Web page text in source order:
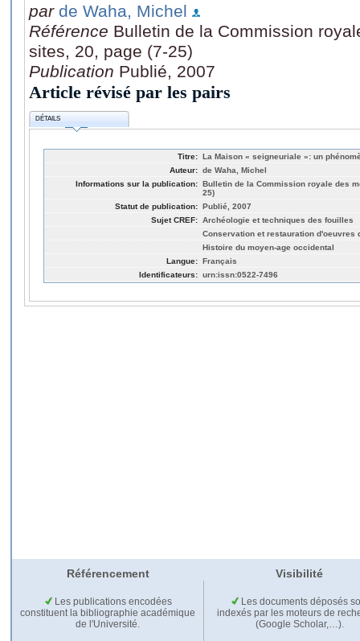
par de Waha, Michel
Référence Bulletin de la Commission
sites, 20, page (7-25)
Publication Publié, 2007
Article révisé par les pairs
DÉTAILS
Titre: La Maison « seigneuriale »: un
Auteur: de Waha, Michel
Informations sur la publication: Bulletin de la Commission royale des
25)
Statut de publication: Publié, 2007
Sujet CREF: Archéologie et techniques des fouilles
Conservation et restauration d'oeuvres
Histoire du moyen-age occidental
Langue: Français
Identificateurs: urn:issn:0522-7496
Référencement Visibilité
Les publications encodées
constituent la bibliographie académique
de l'Université.
Les documents déposés
indexés par les moteurs de
(Google Scholar,…).